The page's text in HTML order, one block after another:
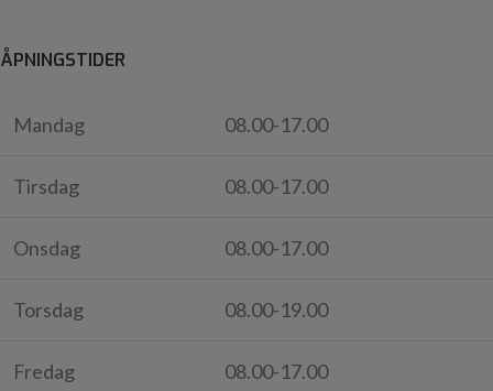
ÅPNINGSTIDER
Mandag 08.00-17.00
Tirsdag 08.00-17.00
Onsdag 08.00-17.00
Torsdag 08.00-19.00
Fredag 08.00-17.00